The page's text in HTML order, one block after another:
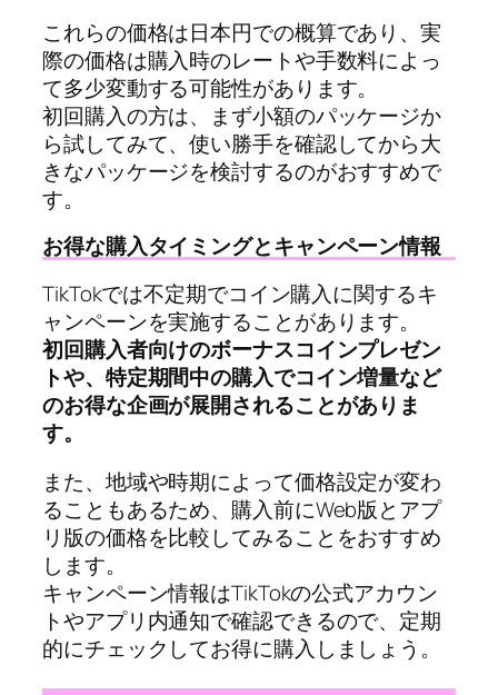
これらの価格は日本円での概算であり、実
際の価格は購入時のレートや手数料によっ
て多少変動する可能性があります。
初回購入の方は、まず小額のパッケージか
ら試してみて、使い勝手を確認してから大
きなパッケージを検討するのがおすすめで
す。
お得な購入タイミングとキャンペーン情報
TikTokでは不定期でコイン購入に関するキ
ャンペーンを実施することがあります。
初回購入者向けのボーナスコインプレゼン
トや、特定期間中の購入でコイン増量など
のお得な企画が展開されることがありま
す。
また、地域や時期によって価格設定が変わ
ることもあるため、購入前にWeb版とアプ
リ版の価格を比較してみることをおすすめ
します。
キャンペーン情報はTikTokの公式アカウン
トやアプリ内通知で確認できるので、定期
的にチェックしてお得に購入しましょう。